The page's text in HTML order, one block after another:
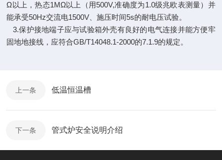
Ω以上，热态1MΩ以上（用500V,准确度为1.0级兆欧表测量）并
能承受50Hz交流电1500V、施压时间5s的耐电压试验。
3.保护接地端子应与试验箱外壳有良好的电气连接并能方便牢
固地地接线，应符合GB/T14048.1-2000的7.1.9的规定。
上一条 低温恒温槽
下一条 管式炉安全说明介绍